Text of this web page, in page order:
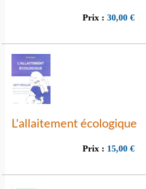
Prix : 30,00 €
L'allaitement écologique
Prix : 15,00 €